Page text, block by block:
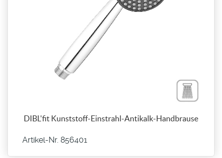
DIBL'fit Kunststoff-Einstrahl-Antikalk-Handbrause
Artikel-Nr. 856401